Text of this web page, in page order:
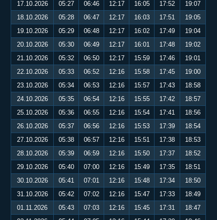
17.10.2026
05:27 06:46 12:17 16:05 17:52
19:07
18.10.2026
05:28 06:47 12:17 16:03 17:51
19:05
19.10.2026
05:29 06:48 12:17 16:02 17:49
19:04
20.10.2026
05:30 06:49 12:17 16:01 17:48
19:02
21.10.2026
05:32 06:50 12:17 15:59 17:46
19:01
22.10.2026
05:33 06:52 12:16 15:58 17:45
19:00
23.10.2026
05:34 06:53 12:16 15:57 17:43
18:58
24.10.2026
05:35 06:54 12:16 15:55 17:42
18:57
25.10.2026
05:36 06:55 12:16 15:54 17:41
18:56
26.10.2026
05:37 06:56 12:16 15:53 17:39
18:54
27.10.2026
05:38 06:57 12:16 15:51 17:38
18:53
28.10.2026
05:39 06:59 12:16 15:50 17:37
18:52
29.10.2026
05:40 07:00 12:16 15:49 17:35
18:51
30.10.2026
05:41 07:01 12:16 15:48 17:34
18:50
31.10.2026
05:42 07:02 12:16 15:47 17:33
18:49
01.11.2026
05:43 07:03 12:16 15:45 17:31
18:47